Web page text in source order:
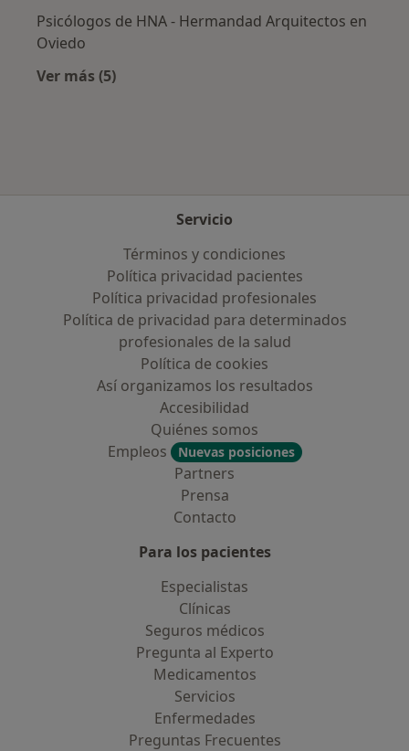
Psicólogos de HNA - Hermandad Arquitectos en
Oviedo
Ver más (5)
Servicio
Términos y condiciones
Política privacidad pacientes
Política privacidad profesionales
Política de privacidad para determinados
profesionales de la salud
Política de cookies
Así organizamos los resultados
Accesibilidad
Quiénes somos
Empleos
Nuevas posiciones
Partners
Prensa
Contacto
Para los pacientes
Especialistas
Clínicas
Seguros médicos
Pregunta al Experto
Medicamentos
Servicios
Enfermedades
Preguntas Frecuentes